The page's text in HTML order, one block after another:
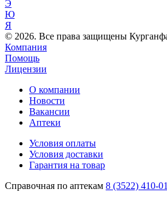
Э
Ю
Я
© 2026. Все права защищены
Компания
Помощь
Лицензии
О компании
Новости
Вакансии
Аптеки
Условия оплаты
Условия доставки
Гарантия на товар
Справочная по аптекам 8 (3522) 410-